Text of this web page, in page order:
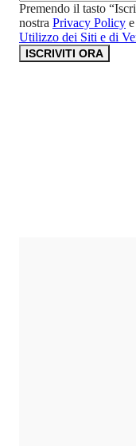
Premendo il tasto
nostra Privacy Policy
Utilizzo dei Siti e di
ISCRIVITI ORA